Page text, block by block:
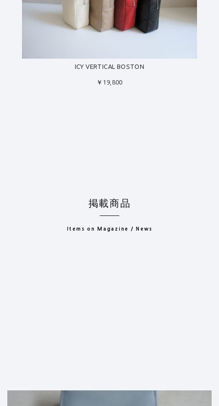
ICY VERTICAL BOSTON
￥19,800
掲載商品
Items on Magazine / News